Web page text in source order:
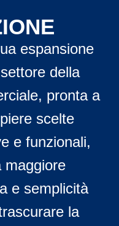
espansione
della
pronta a
scelte
e funzionali,
maggiore
e semplicità
la